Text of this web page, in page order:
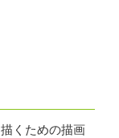
くための描画